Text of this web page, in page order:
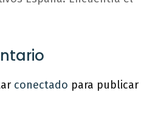
conectado para publicar